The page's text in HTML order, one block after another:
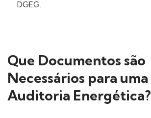
DGEG.
Que Documentos são
Necessários para uma
Auditoria Energética?